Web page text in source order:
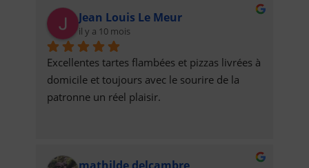
Jean Louis Le Meur
il y a 10 mois
Excellentes tartes flambées et pizzas livrées à
domicile et toujours avec le sourire de la
patronne un réel plaisir.